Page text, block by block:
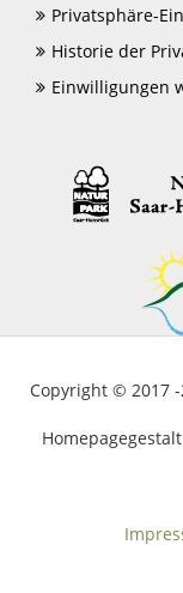
Privatsphäre-
Historie der
Einwilligungen
Copyright © 2017